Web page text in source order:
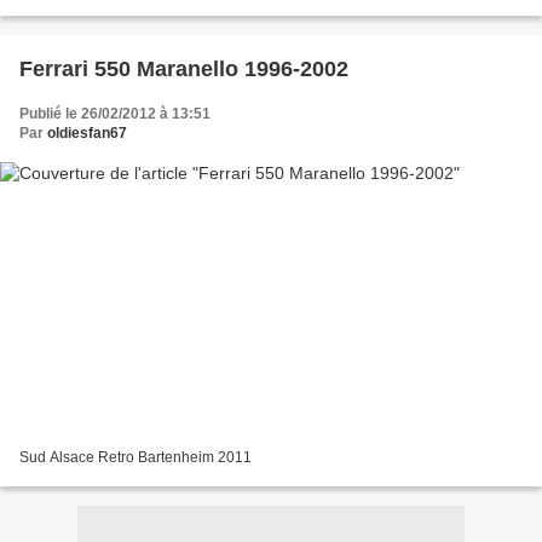
Ferrari 550 Maranello 1996-2002
Publié le 26/02/2012 à 13:51
Par oldiesfan67
Sud Alsace Retro Bartenheim 2011